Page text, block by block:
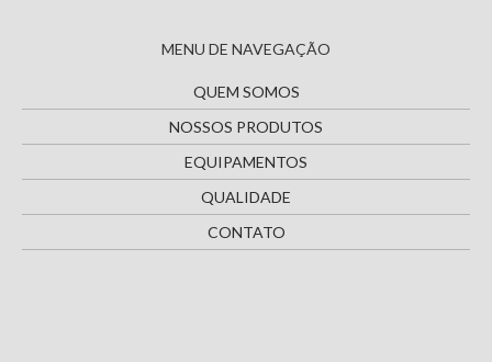
MENU DE NAVEGAÇÃO
QUEM SOMOS
NOSSOS PRODUTOS
EQUIPAMENTOS
QUALIDADE
CONTATO